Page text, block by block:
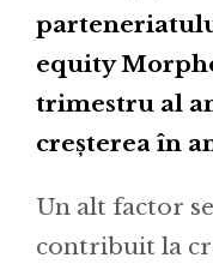
equity
trimestru al
creșterea în
Un alt factor
contribuit la